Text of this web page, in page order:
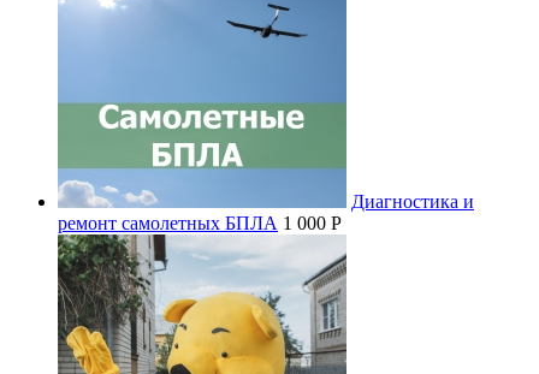
Диагностика и
ремонт самолетных БПЛА 1 000 P